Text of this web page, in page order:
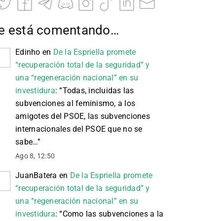
está comentando…
Edinho en De la Espriella promete
“recuperación total de la seguridad” y
una “regeneración nacional” en su
investidura: “Todas, incluidas las
subvenciones al feminismo, a los
amigotes del PSOE, las subvenciones
internacionales del PSOE que no se
sabe…”
Ago 8, 12:50
JuanBatera en De la Espriella promete
“recuperación total de la seguridad” y
una “regeneración nacional” en su
investidura: “Como las subvenciones a la